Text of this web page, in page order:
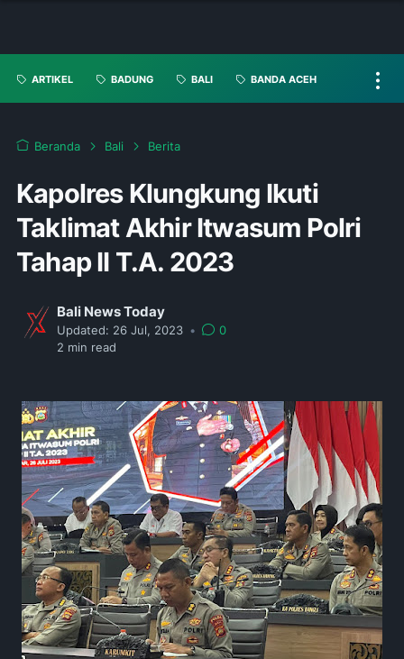
ARTIKEL BADUNG BALI BANDA ACEH
Beranda Bali Berita
Kapolres Klungkung Ikuti
Taklimat Akhir Itwasum Polri
Tahap II T.A. 2023
Bali News Today
Updated: 26 Jul, 2023 •
0
2 min read